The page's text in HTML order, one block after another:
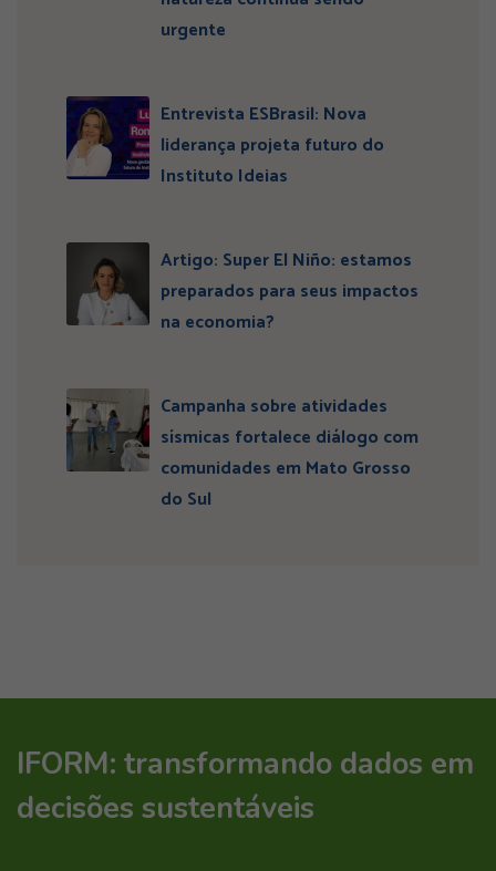
urgente
Entrevista ESBrasil: Nova
liderança projeta futuro do
Instituto Ideias
Artigo: Super El Niño: estamos
preparados para seus impactos
na economia?
Campanha sobre atividades
sísmicas fortalece diálogo com
comunidades em Mato Grosso
do Sul
IFORM: transformando dados em
decisões sustentáveis